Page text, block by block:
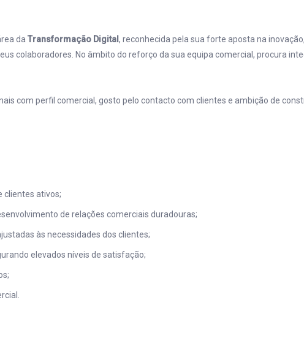
daTransformação Digital , reconhecida pela sua forte aposta na inovação,
colaboradores. No âmbito do reforço da sua equipa comercial, procura
com perfil comercial, gosto pelo contacto com clientes e ambição de
clientes ativos;
de relações comerciais duradouras;
às necessidades dos clientes;
elevados níveis de satisfação;